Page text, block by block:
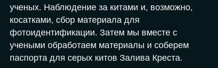
ученых. Наблюдение за китами и, возможно,
косатками, сбор материала для
фотоидентификации. Затем мы вместе с
учеными обработаем материалы и соберем
паспорта для серых китов Залива Креста.